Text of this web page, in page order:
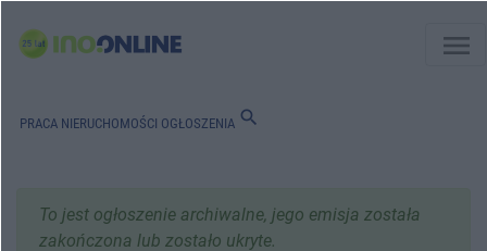
menu
PRACA NIERUCHOMOŚCI OGŁOSZENIA search
To jest ogłoszenie archiwalne, jego emisja została
zakończona lub zostało ukryte.